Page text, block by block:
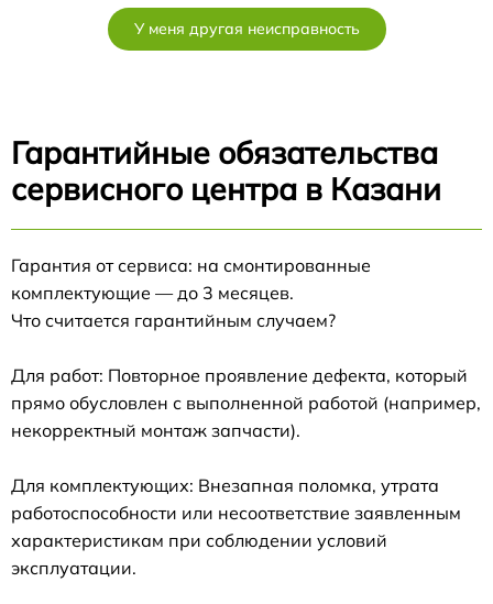
У меня другая неисправность
Гарантийные обязательства
сервисного центра в Казани
Гарантия от сервиса: на смонтированные
комплектующие — до 3 месяцев.
Что считается гарантийным случаем?
Для работ: Повторное проявление дефекта, который
прямо обусловлен с выполненной работой (например,
некорректный монтаж запчасти).
Для комплектующих: Внезапная поломка, утрата
работоспособности или несоответствие заявленным
характеристикам при соблюдении условий
эксплуатации.